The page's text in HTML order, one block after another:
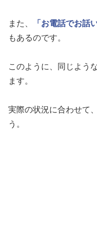
また、 「お電話でお話
もあるのです。
このように、同じよう
ます。
実際の状況に合わせて
う。